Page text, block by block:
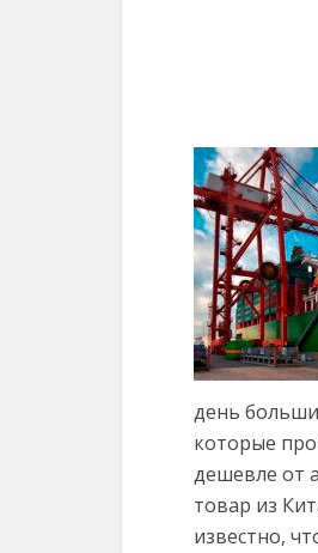
день
которые
дешевле от
товар из
известно,